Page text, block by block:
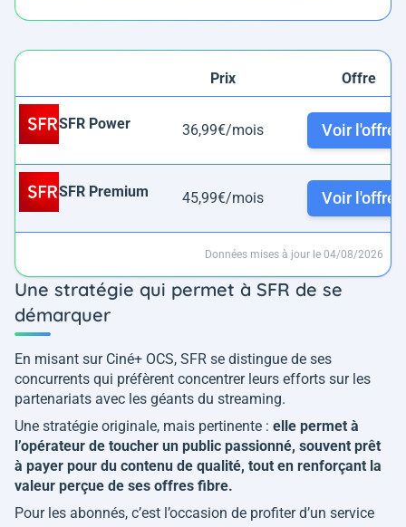
Prix Offre
SFR Power 36,99€/mois Voir l'offre
SFR Premium 45,99€/mois Voir l'offre
Données mises à jour le 04/08/2026
Une stratégie qui permet à SFR de se
démarquer
En misant sur Ciné+ OCS, SFR se distingue de ses
concurrents qui préfèrent concentrer leurs efforts sur les
partenariats avec les géants du streaming.
Une stratégie originale, mais pertinente : elle permet à
l’opérateur de toucher un public passionné, souvent prêt
à payer pour du contenu de qualité, tout en renforçant la
valeur perçue de ses offres fibre.
Pour les abonnés, c’est l’occasion de profiter d’un service